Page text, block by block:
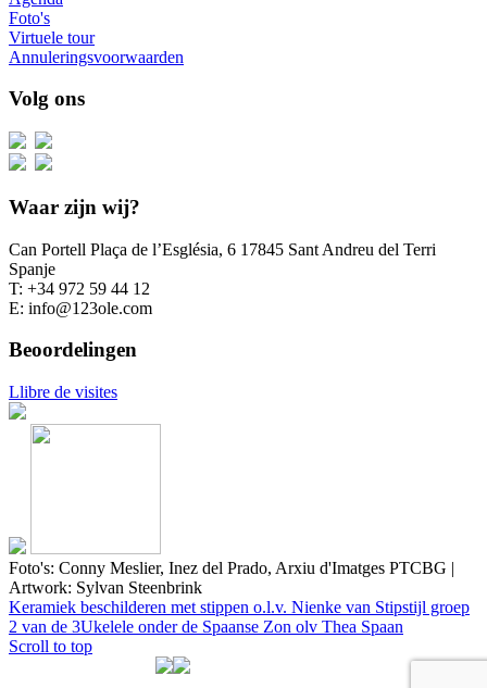
Foto's
Virtuele tour
Annuleringsvoorwaarden
Volg ons
Waar zijn wij?
Can Portell Plaça de l’Església, 6 17845 Sant Andreu del Terri
Spanje
T: +34 972 59 44 12
E: info@123ole.com
Beoordelingen
Llibre de visites
Foto's: Conny Meslier, Inez del Prado, Arxiu d'Imatges PTCBG |
Artwork: Sylvan Steenbrink
Keramiek beschilderen met stippen o.l.v. Nienke van Stipstijl groep
2 van de 3Ukelele onder de Spaanse Zon olv Thea Spaan
Scroll to top